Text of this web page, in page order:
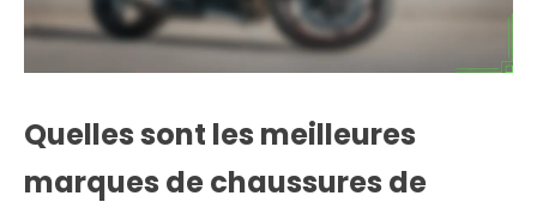
Quelles sont les meilleures
marques de chaussures de